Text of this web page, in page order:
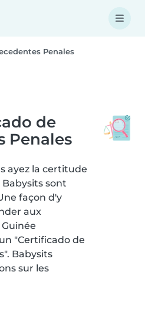
Penales
de
Penales
ayez la certitude
sont
façon d'y
aux
"Certificado de
Babysits
sur les